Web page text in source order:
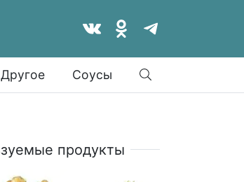
Другое Соусы
Найти
продукты